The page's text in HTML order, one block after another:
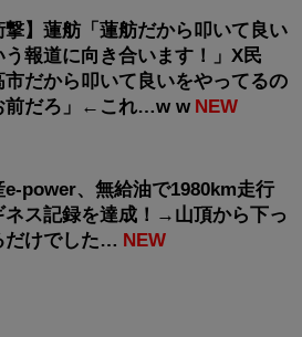
撃】蓮舫「蓮舫だから叩いて良い
う報道に向き合います！」X民
市だから叩いて良いをやってるの
前だろ」←これ…w w NEW
e-power、無給油で1980km走行
ネス記録を達成！→山頂から下っ
だけでした… NEW